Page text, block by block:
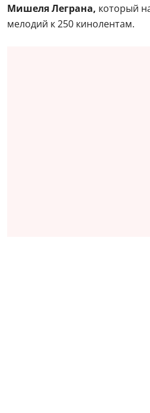
Мишеля Леграна, который
мелодий к 250 кинолентам.